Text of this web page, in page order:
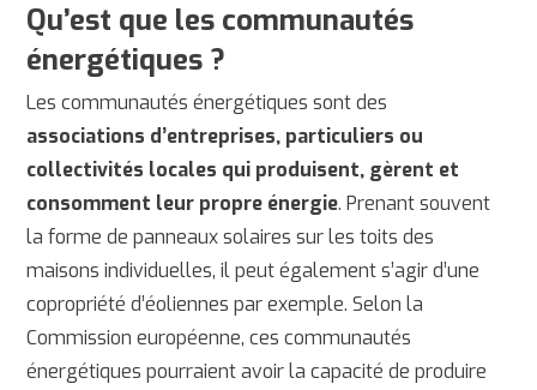
Qu’est que les communautés
énergétiques ?
Les communautés énergétiques sont des
associations d’entreprises, particuliers ou
collectivités locales qui produisent, gèrent et
consomment leur propre énergie. Prenant souvent
la forme de panneaux solaires sur les toits des
maisons individuelles, il peut également s’agir d’une
copropriété d’éoliennes par exemple. Selon la
Commission européenne, ces communautés
énergétiques pourraient avoir la capacité de produire